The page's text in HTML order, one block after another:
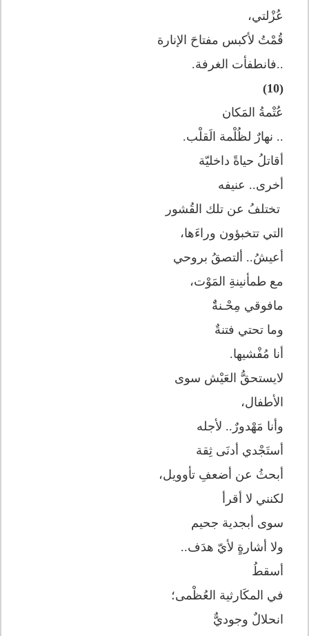
عُزْلتي،
قُمْتُ لأكبس مفتاحَ الإنارة
..فانطفأت الغرفة.
(10)
عُتْمةُ المَكان
.. نهارٌ لظُلْمة الَقلْب.
أقاتلُ حياةً داخليّة
أخرى.. عنيفه
تختلفُ عن تلك القُشور
التي تتخبؤون وراءَها،
أعيشُ.. ألتصقُ بروحي
مع طمأنينةِ المَوْت،
مافوقي مِحْـنةٌَ
وما تحتي فتنةٌ
أنا مُفْشيها.
لايستحقُّ العَيْش سوى
الأطفال،
وأنا مَهْدورٌ.. لأجله
أستَجْدي أدنَى ثِقة
أبحثُ عن أضعفِ تأوويل،
لكنني لا أقرأ
سوى أبجدية جحيم
ولا أشارةٍ لأيّ هدَف..
أسقطُ
في المكَارثية العُظْمى؛
انحلالٌ وجوديٌّ